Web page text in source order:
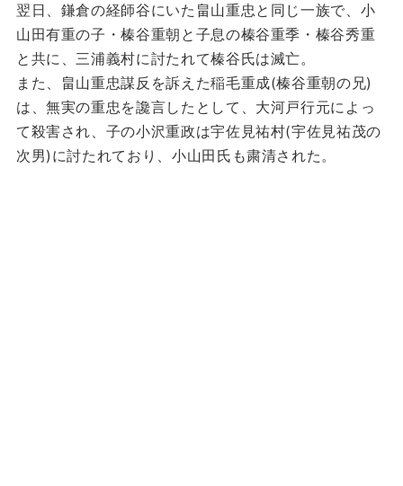
翌日、鎌倉の経師谷にいた畠山重忠と同じ一族で、小
山田有重の子・榛谷重朝と子息の榛谷重季・榛谷秀重
と共に、三浦義村に討たれて榛谷氏は滅亡。
また、畠山重忠謀反を訴えた稲毛重成(榛谷重朝の兄)
は、無実の重忠を讒言したとして、大河戸行元によっ
て殺害され、子の小沢重政は宇佐見祐村(宇佐見祐茂の
次男)に討たれており、小山田氏も粛清された。